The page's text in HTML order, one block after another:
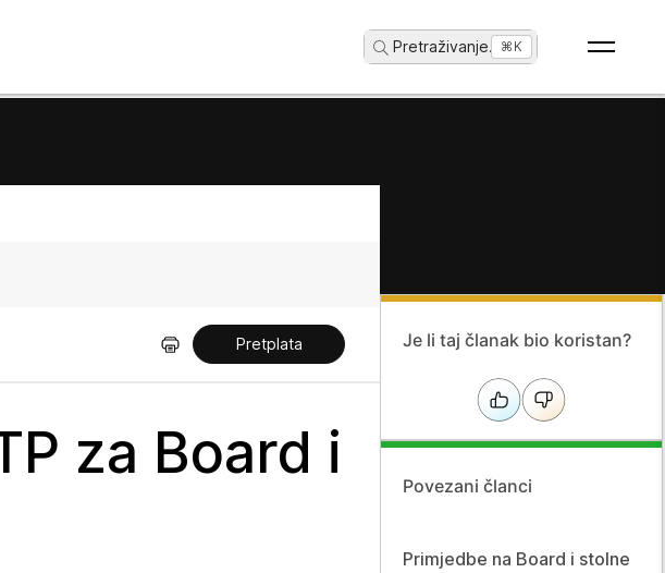
Pretraživanje... ⌘K
Pretplata
za Board i
Je li taj članak bio koristan?
Povezani članci
Primjedbe na Board i stolne